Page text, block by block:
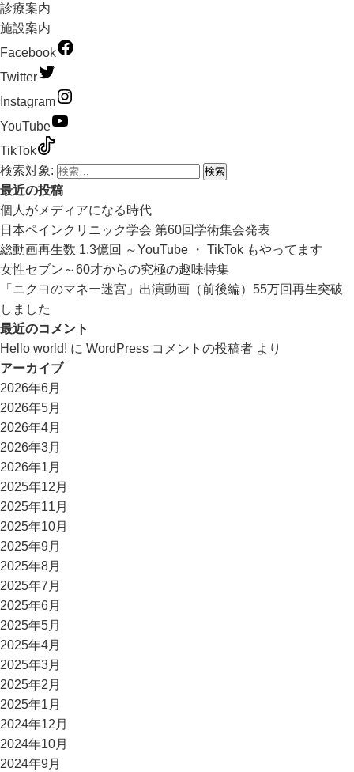
診療案内
施設案内
Facebook
Twitter
Instagram
YouTube
TikTok
検索対象:
最近の投稿
個人がメディアになる時代
日本ペインクリニック学会 第60回学術集会発表
総動画再生数 1.3億回 ～YouTube ・ TikTok もやってます
女性セブン～60才からの究極の趣味特集
「ニクヨのマネー迷宮」出演動画（前後編）55万回再生突破
しました
最近のコメント
Hello world! に WordPress コメントの投稿者 より
アーカイブ
2026年6月
2026年5月
2026年4月
2026年3月
2026年1月
2025年12月
2025年11月
2025年10月
2025年9月
2025年8月
2025年7月
2025年6月
2025年5月
2025年4月
2025年3月
2025年2月
2025年1月
2024年12月
2024年10月
2024年9月